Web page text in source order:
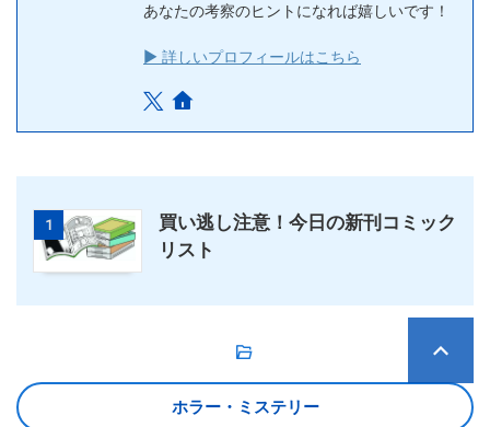
あなたの考察のヒントになれば嬉しいです！
▶ 詳しいプロフィールはこちら
1
買い逃し注意！今日の新刊コミック
リスト
ホラー・ミステリー